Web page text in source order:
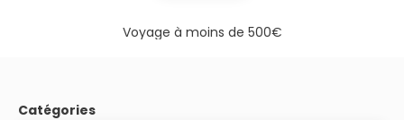
Voyage à moins de 500€
Catégories